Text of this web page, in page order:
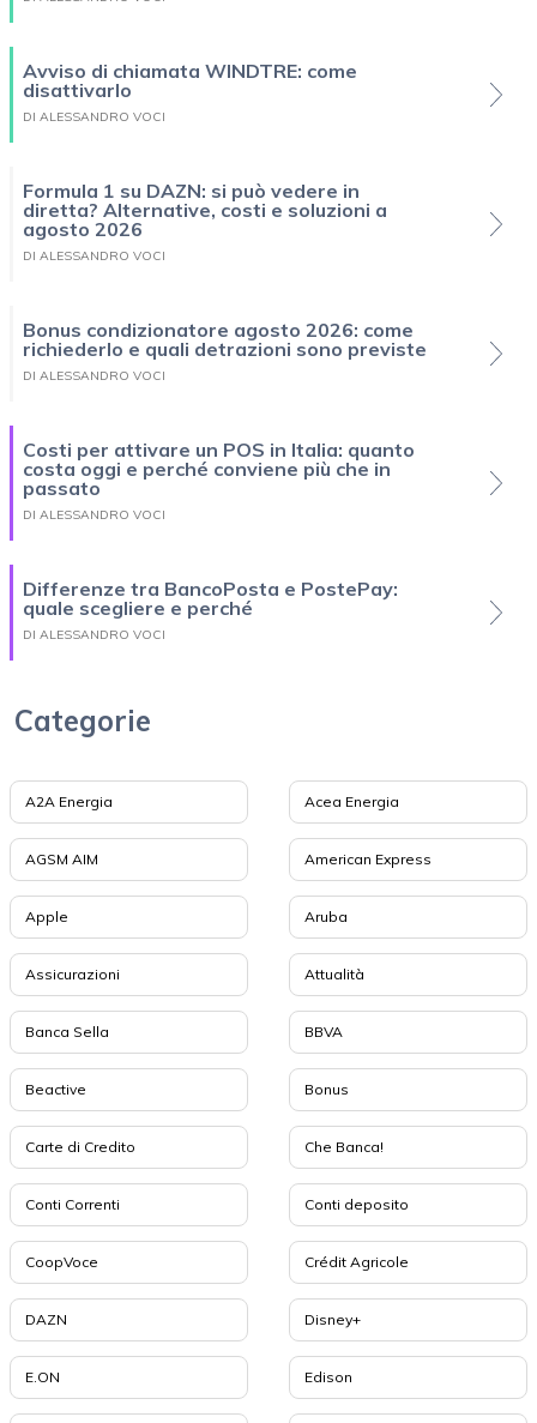
Avviso di chiamata WINDTRE: come
disattivarlo
DI ALESSANDRO VOCI
Formula 1 su DAZN: si può vedere in
diretta? Alternative, costi e soluzioni a
agosto 2026
DI ALESSANDRO VOCI
Bonus condizionatore agosto 2026: come
richiederlo e quali detrazioni sono previste
DI ALESSANDRO VOCI
Costi per attivare un POS in Italia: quanto
costa oggi e perché conviene più che in
passato
DI ALESSANDRO VOCI
Differenze tra BancoPosta e PostePay:
quale scegliere e perché
DI ALESSANDRO VOCI
Categorie
A2A Energia Acea Energia
AGSM AIM American Express
Apple Aruba
Assicurazioni Attualità
Banca Sella BBVA
Beactive Bonus
Carte di Credito Che Banca!
Conti Correnti Conti deposito
CoopVoce Crédit Agricole
DAZN Disney+
E.ON Edison